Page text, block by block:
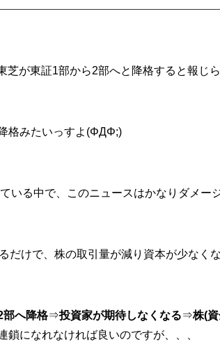
芝が東証1部から2部へと降格すると報じら
格みたいっすよ(ΦДΦ;)
ている中で、このニュースはかなりダメー
だけで、株の取引量が減り資本が少なく
部へ降格⇒投資家が期待しなくなる⇒株(
鎖になれなければ良いのですが、、、